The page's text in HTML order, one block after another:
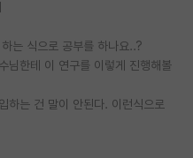
는 식으로 공부를 하나요..?
님한테 이 연구를 이렇게 진행해볼
하는 건 말이 안된다. 이런식으로